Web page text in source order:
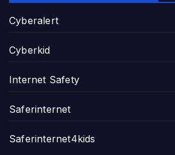
Cyberalert
Cyberkid
Internet Safety
Saferinternet
Saferinternet4kids